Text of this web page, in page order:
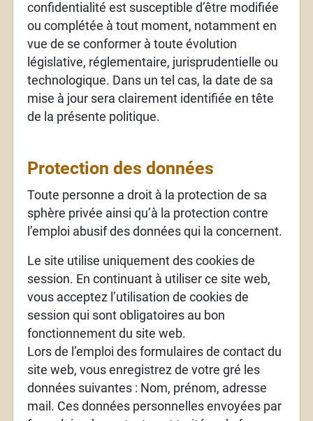
confidentialité est susceptible d’être modifiée
ou complétée à tout moment, notamment en
vue de se conformer à toute évolution
législative, réglementaire, jurisprudentielle ou
technologique. Dans un tel cas, la date de sa
mise à jour sera clairement identifiée en tête
de la présente politique.
Protection des données
Toute personne a droit à la protection de sa
sphère privée ainsi qu’à la protection contre
l’emploi abusif des données qui la concernent.
Le site utilise uniquement des cookies de
session. En continuant à utiliser ce site web,
vous acceptez l’utilisation de cookies de
session qui sont obligatoires au bon
fonctionnement du site web.
Lors de l’emploi des formulaires de contact du
site web, vous enregistrez de votre gré les
données suivantes : Nom, prénom, adresse
mail. Ces données personnelles envoyées par